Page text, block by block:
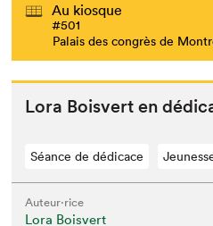
Au kiosque
#501
Palais des congrès de
Lora Boisvert en
Séance de dédicace
Auteur·rice
Lora Boisvert